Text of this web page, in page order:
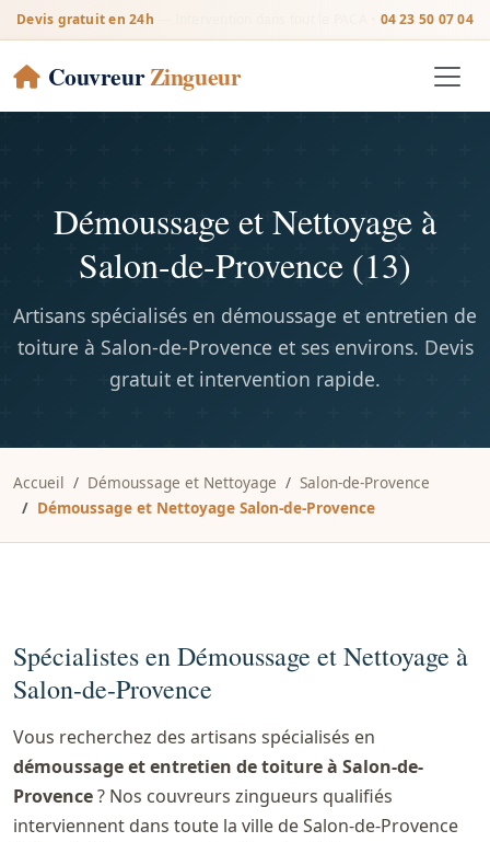
Devis gratuit en 24h 04 23 50 07 04
CouvreurZingueur
Démoussage et Nettoyage à
Salon-de-Provence (13)
Artisans spécialisés en démoussage et entretien de
toiture à Salon-de-Provence et ses environs. Devis
gratuit et intervention rapide.
Accueil Démoussage et Nettoyage
Salon-de-Provence
Démoussage et Nettoyage Salon-de-Provence
Spécialistes en Démoussage et Nettoyage à
Salon-de-Provence
Vous recherchez des artisans spécialisés en
démoussage et entretien de toiture à Salon-de-
Provence? Nos couvreurs zingueurs qualifiés
interviennent dans toute la ville de Salon-de-Provence